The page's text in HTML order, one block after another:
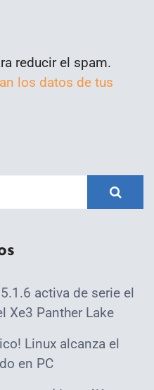
reducir el spam.
los datos de tus
activa de serie el
Xe3 Panther Lake
Linux alcanza el
en PC